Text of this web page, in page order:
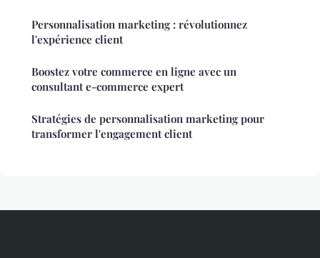
Personnalisation marketing : révolutionnez
l'expérience client
Boostez votre commerce en ligne avec un
consultant e-commerce expert
Stratégies de personnalisation marketing pour
transformer l'engagement client